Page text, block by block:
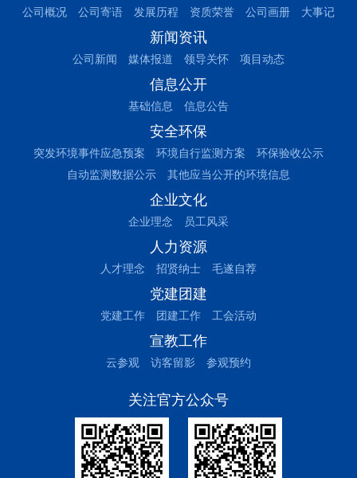
公司概况 公司寄语 发展历程 资质荣誉 公司画册 大事记
新闻资讯
公司新闻 媒体报道 领导关怀 项目动态
信息公开
基础信息 信息公告
安全环保
突发环境事件应急预案 环境自行监测方案
环保验收公示
自动监测数据公示
其他应当公开的环境信息
企业文化
企业理念 员工风采
人力资源
人才理念 招贤纳士 毛遂自荐
党建团建
党建工作 团建工作 工会活动
宣教工作
云参观 访客留影 参观预约
关注官方公众号